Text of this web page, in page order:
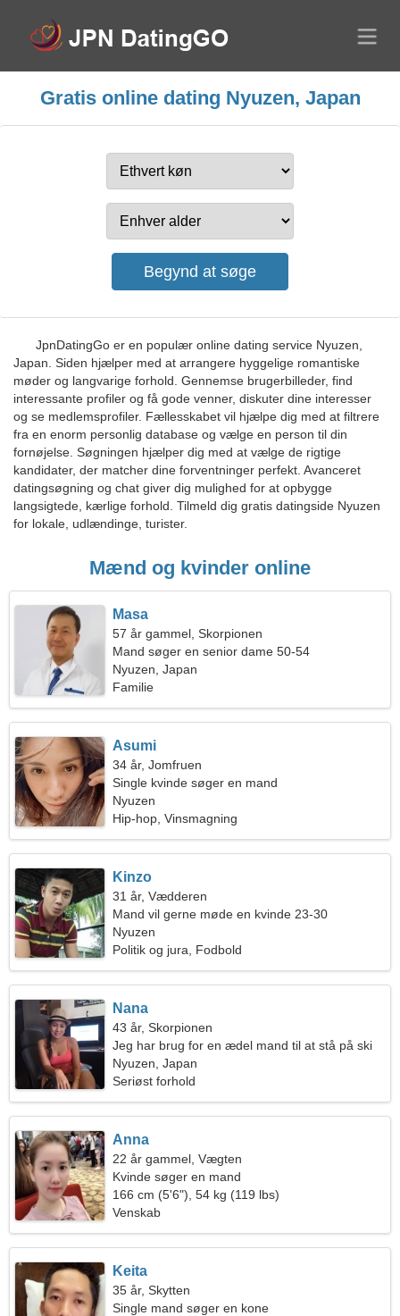
Gratis online dating Nyuzen, Japan
JpnDatingGo er en populær online dating service Nyuzen,
Japan. Siden hjælper med at arrangere hyggelige romantiske
møder og langvarige forhold. Gennemse brugerbilleder, find
interessante profiler og få gode venner, diskuter dine interesser
og se medlemsprofiler. Fællesskabet vil hjælpe dig med at filtrere
fra en enorm personlig database og vælge en person til din
fornøjelse. Søgningen hjælper dig med at vælge de rigtige
kandidater, der matcher dine forventninger perfekt. Avanceret
datingsøgning og chat giver dig mulighed for at opbygge
langsigtede, kærlige forhold. Tilmeld dig gratis datingside Nyuzen
for lokale, udlændinge, turister.
Mænd og kvinder online
Masa
57 år gammel, Skorpionen
Mand søger en senior dame 50-54
Nyuzen, Japan
Familie
Asumi
34 år, Jomfruen
Single kvinde søger en mand
Nyuzen
Hip-hop, Vinsmagning
Kinzo
31 år, Vædderen
Mand vil gerne møde en kvinde 23-30
Nyuzen
Politik og jura, Fodbold
Nana
43 år, Skorpionen
Jeg har brug for en ædel mand til at stå på ski
sammen
Nyuzen, Japan
Seriøst forhold
Anna
22 år gammel, Vægten
Kvinde søger en mand
166 cm (5'6"), 54 kg (119 lbs)
Venskab
Keita
35 år, Skytten
Single mand søger en kone